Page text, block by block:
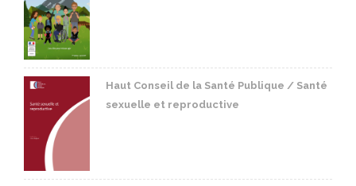
Haut Conseil de la Santé Publique / Santé
sexuelle et reproductive